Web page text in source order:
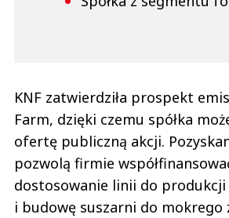
KNF zatwierdziła prospekt
Farm, dzięki czemu spółka
ofertę publiczną akcji.
pozwolą firmie
dostosowanie linii do produkcji
i budowę suszarni do mokrego